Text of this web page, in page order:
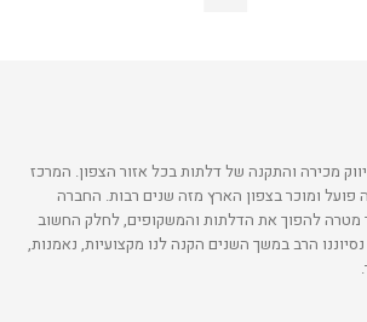
מכירה והתקנה של דלתות בכל אזור הצפון. המרכז
פועל ומוכר בצפון הארץ מזה שנים רבות. החברה
בשנת 1985 מתוך מטרה להפוך את הדלתות והמשקופים, לחלק החשוב
הרב במשך השנים הקנה לנו מקצועיות, נאמנות,